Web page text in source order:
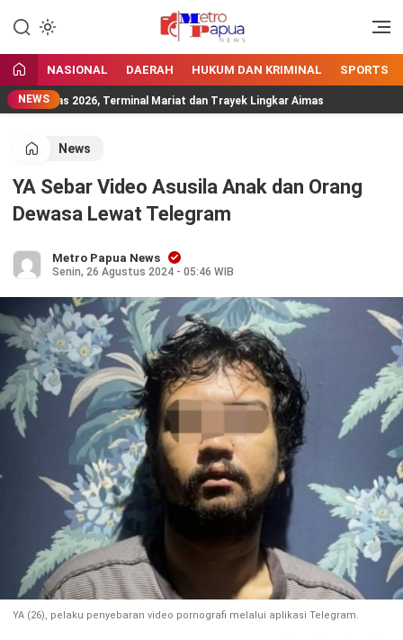
MetroPapua News
Jangan Gentar Bicara Benar
NASIONAL DAERAH HUKUM DAN KRIMINAL SPORTS
NEWS2026, Terminal Mariat dan Trayek Lingkar Aimas
News
YA Sebar Video Asusila Anak dan Orang
Dewasa Lewat Telegram
Metro Papua News
Senin, 26 Agustus 2024 - 05:46 WIB
YA (26), pelaku penyebaran video pornografi melalui aplikasi Telegram.